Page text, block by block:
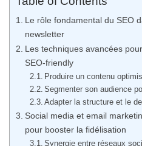
Le rôle fondamental du SEO
newsletter
Les techniques avancées
SEO-friendly
Produire un contenu
Segmenter son audience
Adapter la structure et le
Social media et email
pour booster la fidélisation
Synergie entre réseaux